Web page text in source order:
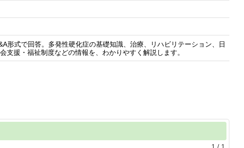
形式で回答。多発性硬化症の基礎知識、治療、リハビリテーション、日
支援・福祉制度などの情報を、わかりやすく解説します。